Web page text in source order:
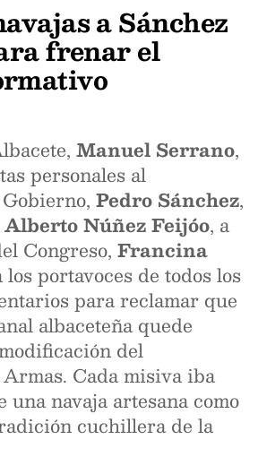
a Sánchez
frenar el
Manuel Serrano,
personales al
Pedro Sánchez,
Alberto Núñez Feijóo, a
Congreso, Francina
los portavoces de todos los
para reclamar que
albaceteña quede
del
Cada misiva iba
una navaja artesana como
cuchillera de la